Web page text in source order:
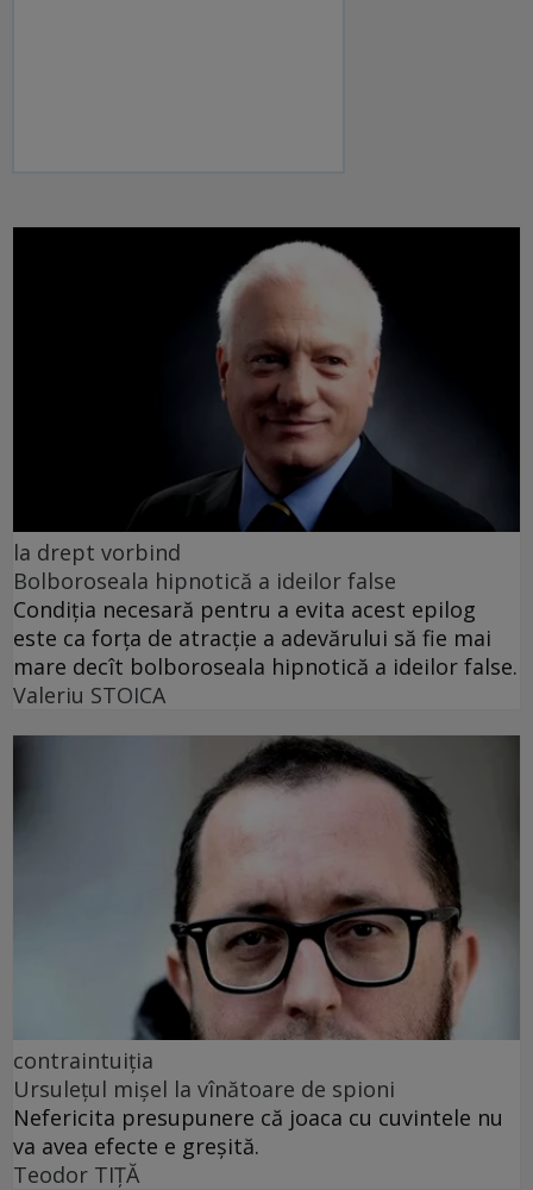
la drept vorbind
Bolboroseala hipnotică a ideilor false
Condiția necesară pentru a evita acest epilog
este ca forța de atracție a adevărului să fie mai
mare decît bolboroseala hipnotică a ideilor false.
Valeriu STOICA
contraintuiția
Ursulețul mișel la vînătoare de spioni
Nefericita presupunere că joaca cu cuvintele nu
va avea efecte e greșită.
Teodor TIŢĂ